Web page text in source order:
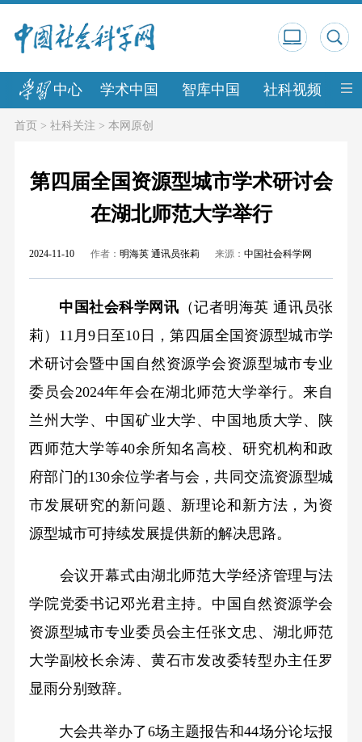
中心 学术中国 智库中国 社科视频 中
首页> 社科关注 > 本网原创
第四届全国资源型城市学术研讨会
在湖北师范大学举行
2024-11-10 作者： 明海英 通讯员张莉 来源：中国社会科学网
中国社会科学网讯 （记者明海英 通讯员张
莉）11月9日至10日，第四届全国资源型城市学
术研讨会暨中国自然资源学会资源型城市专业
委员会2024年年会在湖北师范大学举行。来自
兰州大学、中国矿业大学、中国地质大学、陕
西师范大学等40余所知名高校、研究机构和政
府部门的130余位学者与会，共同交流资源型城
市发展研究的新问题、新理论和新方法，为资
源型城市可持续发展提供新的解决思路。
会议开幕式由湖北师范大学经济管理与法
学院党委书记邓光君主持。中国自然资源学会
资源型城市专业委员会主任张文忠、湖北师范
大学副校长余涛、黄石市发改委转型办主任罗
显雨分别致辞。
大会共举办了6场主题报告和44场分论坛报